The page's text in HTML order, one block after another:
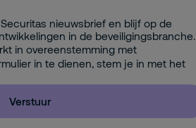
nieuwsbrief en blijf op de
in de beveiligingsbranche.
in overeenstemming met
in te dienen, stem je in met het
Verstuur